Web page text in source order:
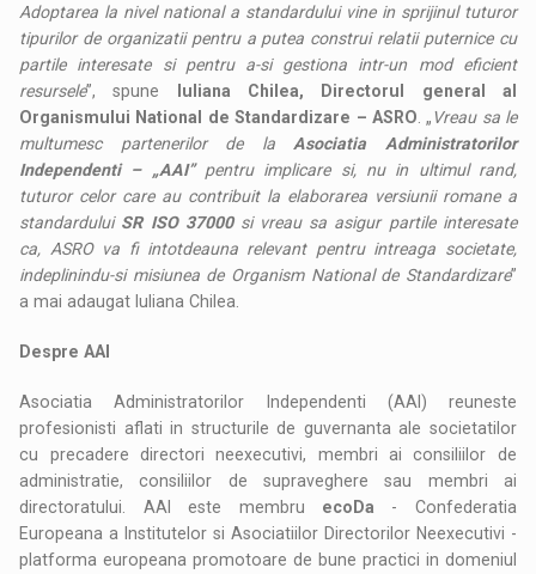
Adoptarea la nivel national a standardului vine in sprijinul tuturor
tipurilor de organizatii pentru a putea construi relatii puternice cu
partile interesate si pentru a-si gestiona intr-un mod eficient
resursele”, spune
Iuliana Chilea, Directorul general al
Organismului National de Standardizare – ASRO . „Vreau sa le
multumesc partenerilor de la Asociatia Administratorilor
Independenti – „AAI”pentru implicare si, nu in ultimul rand,
tuturor celor care au contribuit la elaborarea versiunii romane a
standardului SR ISO 37000si vreau sa asigur partile interesate
ca, ASRO va fi intotdeauna relevant pentru intreaga societate,
indeplinindu-si misiunea de Organism National de Standardizare”
a mai adaugat Iuliana Chilea.
Despre AAI
Asociatia Administratorilor Independenti (AAI) reuneste
profesionisti aflati in structurile de guvernanta ale societatilor
cu precadere directori neexecutivi, membri ai consiliilor de
administratie, consiliilor de supraveghere sau membri ai
directoratului. AAI este membru ecoDa - Confederatia
Europeana a Institutelor si Asociatiilor Directorilor Neexecutivi -
platforma europeana promotoare de bune practici in domeniul